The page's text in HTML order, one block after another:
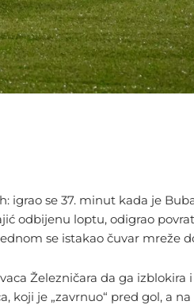
se 37. minut kada je
odbijenu loptu, odigrao
se istakao čuvar mreže
Železničara da ga
je „zavrnuo“ pred gol, a